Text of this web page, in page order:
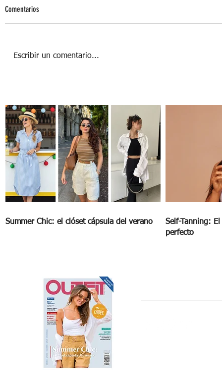
Comentarios
Escribir un comentario...
Summer Chic: el clóset cápsula del verano
Self-Tanning:
perfecto